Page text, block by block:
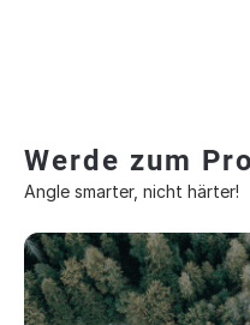
Werde zum
Angle smarter, nicht härter!